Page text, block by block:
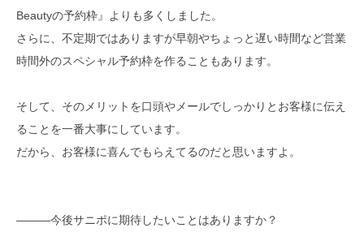
Beautyの予約枠』よりも多くしました。
さらに、不定期ではありますが早朝やちょっと遅い時間など営業
時間外のスペシャル予約枠を作ることもあります。
そして、そのメリットを口頭やメールでしっかりとお客様に伝え
ることを一番大事にしています。
だから、お客様に喜んでもらえてるのだと思いますよ。
―――今後サニポに期待したいことはありますか？